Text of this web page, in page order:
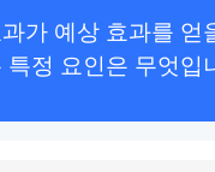
가 예상 효과를
정 요인은 무엇